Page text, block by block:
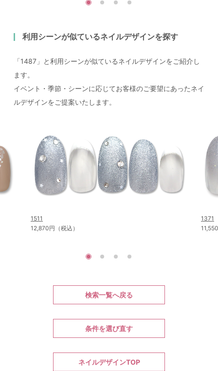
利用シーンが似ているネイルデザインを探す
「1487」と利用シーンが似ているネイルデザインをご紹介し
ます。
イベント・季節・シーンに応じてお客様のご要望にあったネイ
ルデザインをご提案いたします。
1511
12,870円（税込）
1371
検索一覧へ戻る
条件を選び直す
ネイルデザインTOP